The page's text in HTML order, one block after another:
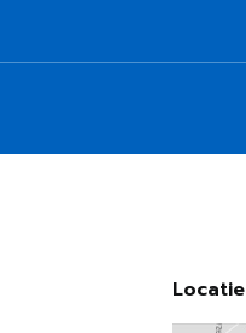
Locatie